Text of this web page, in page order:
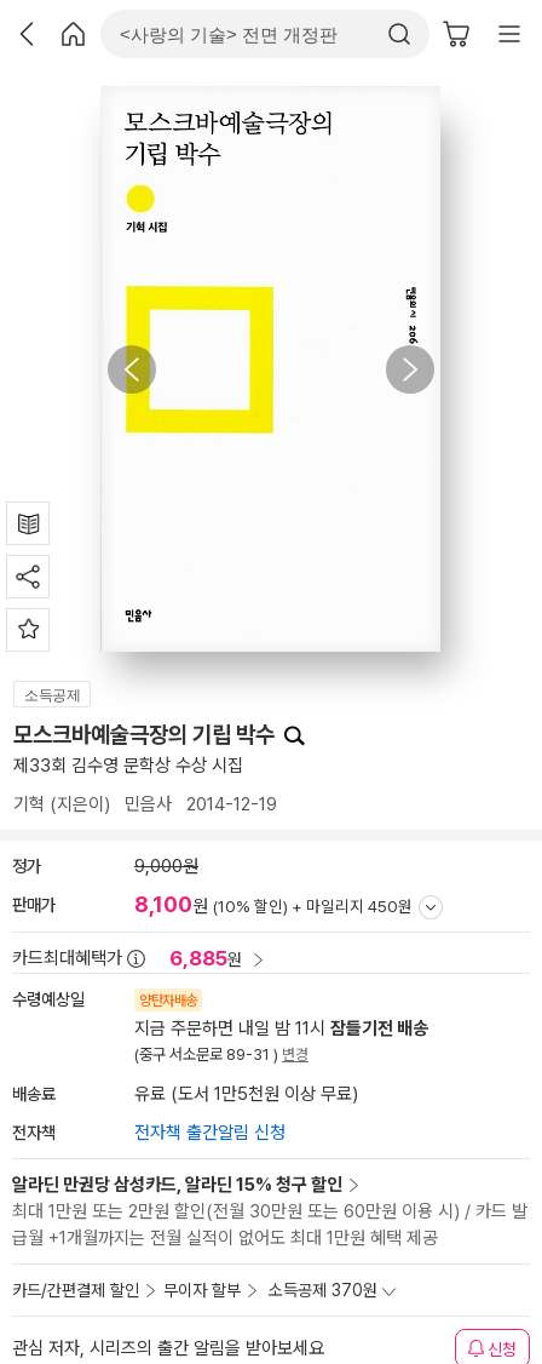
소득공제
모스크바예술극장의 기립 박수
제33회 김수영 문학상 수상 시집
기혁 (지은이) 민음사 2014-12-19
정가 9,000원
판매가 8,100원 (10% 할인) + 마일리지 450원
카드최대혜택가 6,885원
수령예상일 양탄자배송
지금 주문하면 내일 밤 11시 잠들기전 배송
(중구 서소문로 89-31 ) 변경
배송료 유료 (도서 1만5천원 이상 무료)
전자책 전자책 출간알림 신청
알라딘 만권당 삼성카드, 알라딘 15% 청구 할인
최대 1만원 또는 2만원 할인(전월 30만원 또는 60만원 이용 시) / 카드 발
급월 +1개월까지는 전월 실적이 없어도 최대 1만원 혜택 제공
카드/간편결제 할인 무이자 할부 소득공제 370원
관심 저자, 시리즈의 출간 알림을 받아보세요 신청